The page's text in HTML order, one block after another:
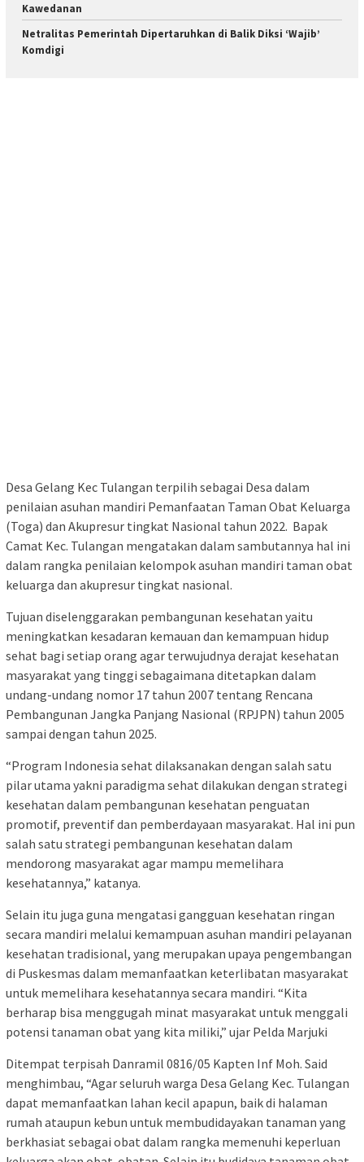
Kawedanan
Netralitas Pemerintah Dipertaruhkan di Balik Diksi ‘Wajib’
Komdigi
Desa Gelang Kec Tulangan terpilih sebagai Desa dalam
penilaian asuhan mandiri Pemanfaatan Taman Obat Keluarga
(Toga) dan Akupresur tingkat Nasional tahun 2022. Bapak
Camat Kec. Tulangan mengatakan dalam sambutannya hal ini
dalam rangka penilaian kelompok asuhan mandiri taman obat
keluarga dan akupresur tingkat nasional.
Tujuan diselenggarakan pembangunan kesehatan yaitu
meningkatkan kesadaran kemauan dan kemampuan hidup
sehat bagi setiap orang agar terwujudnya derajat kesehatan
masyarakat yang tinggi sebagaimana ditetapkan dalam
undang-undang nomor 17 tahun 2007 tentang Rencana
Pembangunan Jangka Panjang Nasional (RPJPN) tahun 2005
sampai dengan tahun 2025.
“Program Indonesia sehat dilaksanakan dengan salah satu
pilar utama yakni paradigma sehat dilakukan dengan strategi
kesehatan dalam pembangunan kesehatan penguatan
promotif, preventif dan pemberdayaan masyarakat. Hal ini pun
salah satu strategi pembangunan kesehatan dalam
mendorong masyarakat agar mampu memelihara
kesehatannya,” katanya.
Selain itu juga guna mengatasi gangguan kesehatan ringan
secara mandiri melalui kemampuan asuhan mandiri pelayanan
kesehatan tradisional, yang merupakan upaya pengembangan
di Puskesmas dalam memanfaatkan keterlibatan masyarakat
untuk memelihara kesehatannya secara mandiri. “Kita
berharap bisa menggugah minat masyarakat untuk menggali
potensi tanaman obat yang kita miliki,” ujar Pelda Marjuki
Ditempat terpisah Danramil 0816/05 Kapten Inf Moh. Said
menghimbau, “Agar seluruh warga Desa Gelang Kec. Tulangan
dapat memanfaatkan lahan kecil apapun, baik di halaman
rumah ataupun kebun untuk membudidayakan tanaman yang
berkhasiat sebagai obat dalam rangka memenuhi keperluan